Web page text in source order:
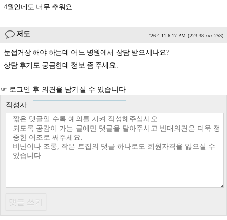
4월인데도 너무 추워요.
저도 '26.4.11 6:17 PM (223.38.xxx.253)
눈썹거상 해야 하는데 어느 병원에서 상담 받으시나요?
상담 후기도 궁금한데 정보 좀 주세요.
☞ 로그인 후 의견을 남기실 수 있습니다
작성자 :